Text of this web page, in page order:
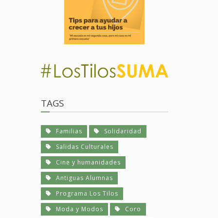
TAGS
Familias
Solidaridad
Salidas Culturales
Cine y humanidades
Antiguas Alumnas
Programa Los Tilos
Moda y Modos
Coro